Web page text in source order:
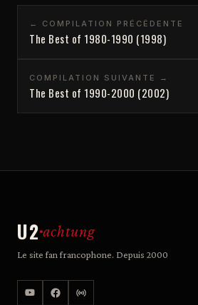
← COMPILATION PRÉCÉDENTE
The Best of 1980-1990 (1998)
COMPILATION SUIVANTE →
The Best of 1990-2000 (2002)
U2 achtung
Le site fan francophone. Depuis 2000